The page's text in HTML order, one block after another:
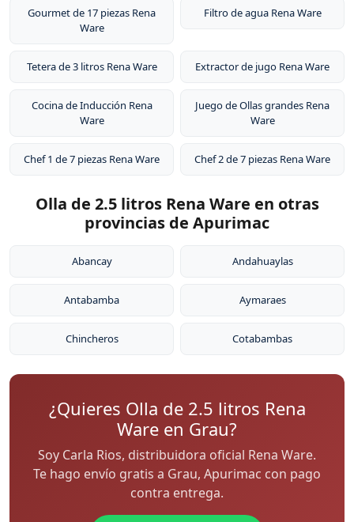
Gourmet de 17 piezas Rena
Ware
Filtro de agua Rena Ware
Tetera de 3 litros Rena Ware Extractor de jugo Rena Ware
Cocina de Inducción Rena
Ware
Juego de Ollas grandes Rena
Ware
Chef 1 de 7 piezas Rena Ware Chef 2 de 7 piezas Rena Ware
Olla de 2.5 litros Rena Ware en otras
provincias de Apurimac
Abancay Andahuaylas
Antabamba Aymaraes
Chincheros Cotabambas
¿Quieres Olla de 2.5 litros Rena
Ware en Grau?
Soy Carla Rios, distribuidora oficial Rena Ware.
Te hago envío gratis a Grau, Apurimac con pago
contra entrega.